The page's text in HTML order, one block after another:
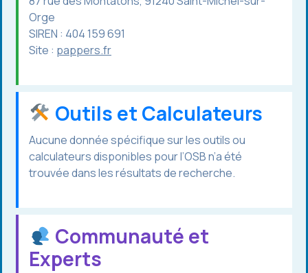
Orge
SIREN : 404 159 691
Site : pappers.fr
Outils et Calculateurs
Aucune donnée spécifique sur les outils ou
calculateurs disponibles pour l’OSB n’a été
trouvée dans les résultats de recherche.
Communauté et
Experts